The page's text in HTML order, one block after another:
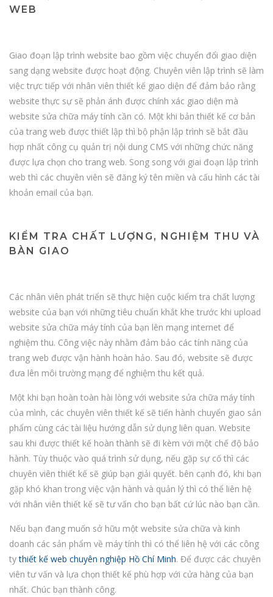
WEB
Giao đoạn lập trình website bao gồm việc chuyển đổi giao diện
sang dạng website được hoạt động. Chuyên viên lập trình sẽ làm
việc trực tiếp với nhân viên thiết kế giao diện để đảm bảo rằng
website thực sự sẽ phản ánh được chính xác giao diện mà
website sửa chữa máy tính cần có. Một khi bản thiết kế cơ bản
của trang web được thiết lập thì bộ phận lập trình sẽ bắt đầu
hợp nhất công cụ quản trị nội dung CMS với những chức năng
được lựa chọn cho trang web. Song song với giai đoạn lập trình
web thì các chuyên viên sẽ đăng ký tên miền và cấu hình các tài
khoản email của bạn.
KIỂM TRA CHẤT LƯỢNG, NGHIỆM THU VÀ
BÀN GIAO
Các nhân viên phát triển sẽ thực hiện cuộc kiểm tra chất lượng
website của bạn với những tiêu chuẩn khắt khe trước khi upload
website sửa chữa máy tính của bạn lên mạng internet để
nghiệm thu. Công việc này nhằm đảm bảo các tính năng của
trang web được vận hành hoàn hảo. Sau đó, website sẽ được
đưa lên môi trường mạng để nghiệm thu kết quả.
Một khi bạn hoàn toàn hài lòng với website sửa chữa máy tính
của mình, các chuyên viên thiết kế sẽ tiến hành chuyển giao sản
phẩm cùng các tài liệu hướng dẫn sử dụng liên quan. Website
sau khi được thiết kế hoàn thành sẽ đi kèm với một chế độ bảo
hành. Tùy thuộc vào quá trình sử dụng, nếu gặp sự cố thì các
chuyên viên thiết kế sẽ giúp bạn giải quyết. bên cạnh đó, khi bạn
gặp khó khan trong việc vận hành và quản lý thì có thể liên hệ
với nhân viên thiết kế sẽ tư vấn cho bạn bất cứ lúc nào bạn cần.
Nếu bạn đang muốn sở hữu một website sửa chữa và kinh
doanh các sản phẩm về máy tính thì có thể liên hệ với các công
tythiết kế web chuyên nghiệp Hồ Chí Minh. Để được các chuyên
viên tư vấn và lựa chọn thiết kế phù hợp với cửa hàng của bạn
nhất. Chúc bạn thành công.